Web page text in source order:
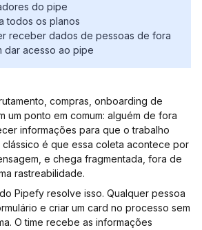
do pipe
todos os planos
receber dados de pessoas de fora
dar acesso ao pipe
compras, onboarding de
um ponto em comum: alguém de fora
informações para que o trabalho
é que essa coleta acontece por
e chega fragmentada, fora de
rastreabilidade.
Pipefy resolve isso. Qualquer pessoa
e criar um card no processo sem
O time recebe as informações